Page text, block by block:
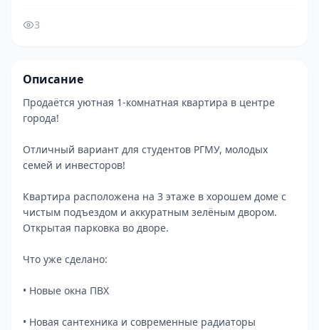
3
Описание
Продаётся уютная 1-комнатная квартира в центре
города!
Отличный вариант для студентов РГМУ, молодых
семей и инвесторов!
Квартира расположена на 3 этаже в хорошем доме с
чистым подъездом и аккуратным зелёным двором.
Открытая парковка во дворе.
Что уже сделано:
• Новые окна ПВХ
• Новая сантехника и современные радиаторы